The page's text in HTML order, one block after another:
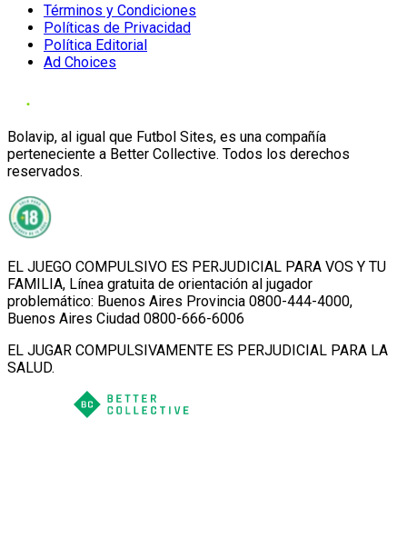
Términos y Condiciones
Políticas de Privacidad
Política Editorial
Ad Choices
Bolavip, al igual que Futbol Sites, es una compañía
perteneciente a Better Collective. Todos los derechos
reservados.
EL JUEGO COMPULSIVO ES PERJUDICIAL PARA VOS Y TU
FAMILIA, Línea gratuita de orientación al jugador
problemático: Buenos Aires Provincia 0800-444-4000,
Buenos Aires Ciudad 0800-666-6006
EL JUGAR COMPULSIVAMENTE ES PERJUDICIAL PARA LA
SALUD.